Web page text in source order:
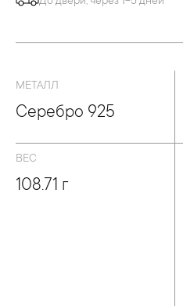
МЕТАЛЛ
Серебро 925
ВЕС
108.71 г